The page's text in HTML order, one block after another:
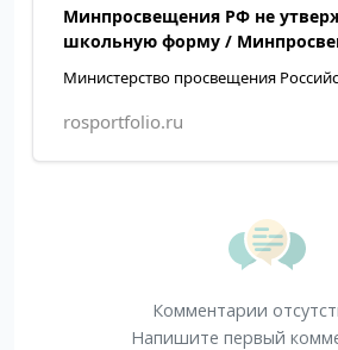
Минпросвещения РФ не
школьную форму /
Министерство просвещения
rosportfolio.ru
Комментарии
Напишите первый